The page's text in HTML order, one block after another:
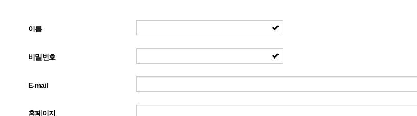
이름
비밀번호
E-mail
홈페이지